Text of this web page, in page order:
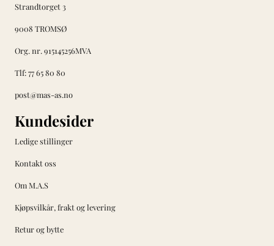
Strandtorget 3
9008 TROMSØ
Org. nr. 915145256MVA
Tlf:77 65 80 80
post@mas-as.no
Kundesider
Ledige stillinger
Kontakt oss
Om M.A.S
Kjøpsvilkår, frakt og levering
Retur og bytte